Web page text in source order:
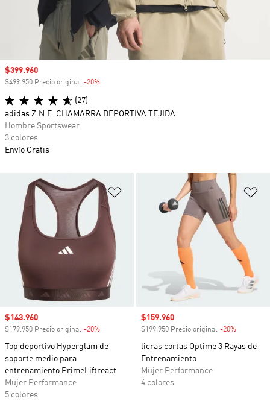
Añadir a la lista de deseos
Precio de venta
$143.960
$179.950 Precio original -20%
Top deportivo Hyperglam de
soporte medio para
entrenamiento PrimeLiftreact
Mujer Performance
5 colores
Precio de venta
$159.960
$199.950 Precio original -20%
licras cortas Optime 3 Rayas de
Entrenamiento
Mujer Performance
4 colores
Precio de venta
$399.960
$499.950 Precio original -20%
(27)
adidas Z.N.E. CHAMARRA DEPORTIVA TEJIDA
Hombre Sportswear
3 colores
Envío Gratis